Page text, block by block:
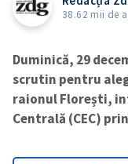
38.62 mii de
Duminică, 29
scrutin pentru
raionul Florești,
Centrală (CEC)